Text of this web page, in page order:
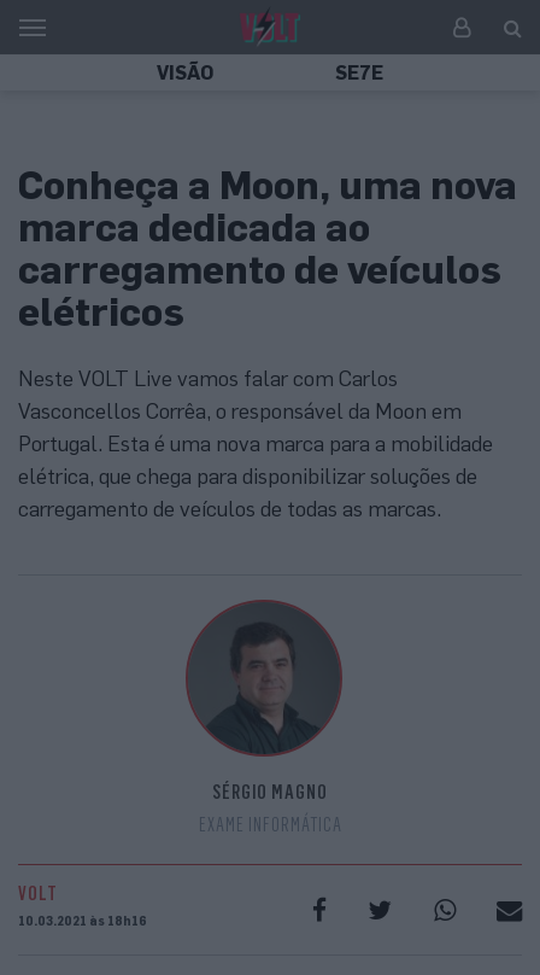
VISÃO SE7E
Conheça a Moon, uma nova
marca dedicada ao
carregamento de veículos
elétricos
Neste VOLT Live vamos falar com Carlos
Vasconcellos Corrêa, o responsável da Moon em
Portugal. Esta é uma nova marca para a mobilidade
elétrica, que chega para disponibilizar soluções de
carregamento de veículos de todas as marcas.
SÉRGIO MAGNO
EXAME INFORMÁTICA
VOLT
10.03.2021 às 18h16